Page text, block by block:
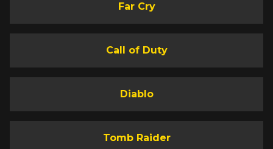
Far Cry
Call of Duty
Diablo
Tomb Raider